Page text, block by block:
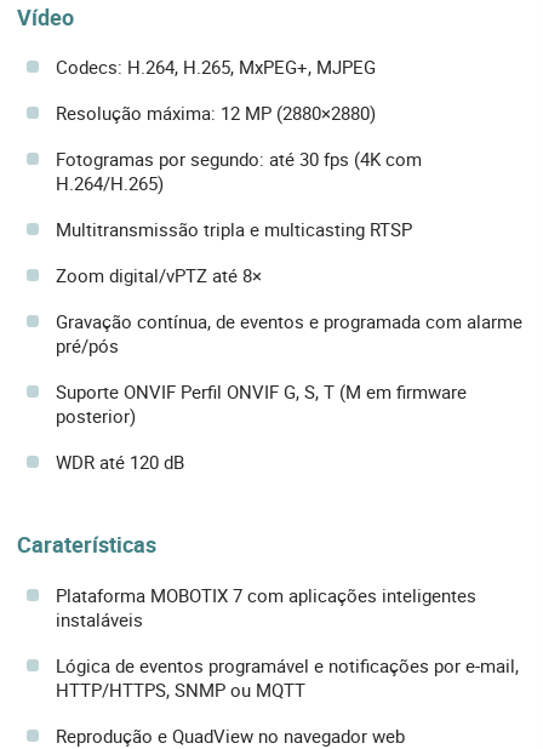
Vídeo
Codecs: H.264, H.265, MxPEG+, MJPEG
Resolução máxima: 12 MP (2880×2880)
Fotogramas por segundo: até 30 fps (4K com
H.264/H.265)
Multitransmissão tripla e multicasting RTSP
Zoom digital/vPTZ até 8×
Gravação contínua, de eventos e programada com alarme
pré/pós
Suporte ONVIF Perfil ONVIF G, S, T (M em firmware
posterior)
WDR até 120 dB
Caraterísticas
Plataforma MOBOTIX 7 com aplicações inteligentes
instaláveis
Lógica de eventos programável e notificações por e-mail,
HTTP/HTTPS, SNMP ou MQTT
Reprodução e QuadView no navegador web